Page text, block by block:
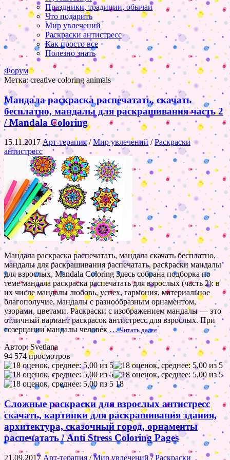
Праздники, традиции, обычаи
Что подарить
Мир увлечений
Раскраски антистресс
Как просто все
Полезно знать
Форум
Метка:creative coloring animals
Мандала раскраска распечатать, скачать
бесплатно, мандалы для раскрашивания часть 2
/ Mandala Coloring
15.11.2017Арт-терапия /Мир увлечений /Раскраски
антистресс
Мандала раскраска распечатать, мандала скачать бесплатно,
мандалы для раскрашивания распечатать, раскраски мандалы
для взрослых, Mandala Coloring Здесь собрана подборка по
теме мандала раскраска распечатать для взрослых (часть 2): в
их числе мандалы любовь, успех, гармония, материальное
благополучие, мандалы с разнообразным орнаментом,
узорами, цветами. Раскраски с изображением мандалы — это
отличный вариант раскрасок антистресс для взрослых. При
созерцании мандалы человек …Читать далее
Автор: Svetlana
94 574 просмотров
18
Сложные раскраски для взрослых антистресс
скачать, картинки для раскрашивания здания,
архитектура, сказочный город, орнаменты
распечатать / Anti Stress Coloring Pages
21.09.2017 Арт-терапия/Мир увлечений/Раскраски